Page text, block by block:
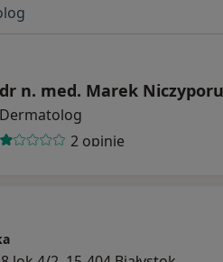
dr n. med. Marek
Dermatolog
2 opinie